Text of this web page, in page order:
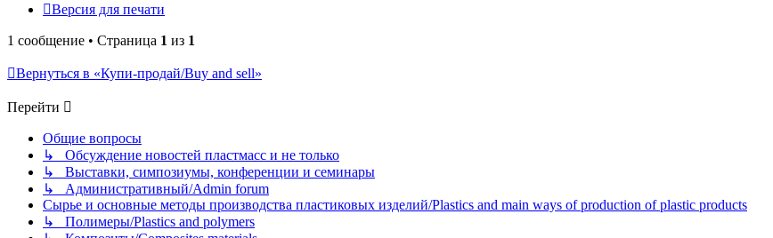
Версия для печати
1 сообщение • Страница 1 из 1
Вернуться в «Купи-продай/Buy and sell»
Перейти
Общие вопросы
↳ Обсуждение новостей пластмасс и не только
↳ Выставки, симпозиумы, конференции и семинары
↳ Административный/Admin forum
Сырье и основные методы производства пластиковых изделий/Plastics and main ways of production of plastic products
↳ Полимеры/Plastics and polymers